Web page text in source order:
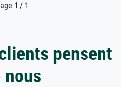
1 / 1
pensent
nous